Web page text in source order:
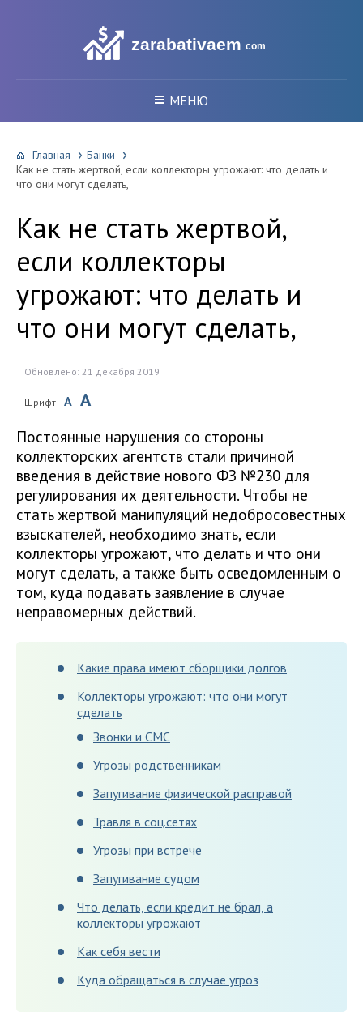
zarabativaem com
МЕНЮ
Главная
Банки
Как не стать жертвой, если коллекторы угрожают: что делать и
что они могут сделать,
Как не стать жертвой,
если коллекторы
угрожают: что делать и
что они могут сделать,
Обновлено: 21 декабря 2019
Шрифт A A
Постоянные нарушения со стороны
коллекторских агентств стали причиной
введения в действие нового ФЗ №230 для
регулирования их деятельности. Чтобы не
стать жертвой манипуляций недобросовестных
взыскателей, необходимо знать, если
коллекторы угрожают, что делать и что они
могут сделать, а также быть осведомленным о
том, куда подавать заявление в случае
неправомерных действий.
Какие права имеют сборщики долгов
Коллекторы угрожают: что они могут
сделать
Звонки и СМС
Угрозы родственникам
Запугивание физической расправой
Травля в соц.сетях
Угрозы при встрече
Запугивание судом
Что делать, если кредит не брал, а
коллекторы угрожают
Как себя вести
Куда обращаться в случае угроз